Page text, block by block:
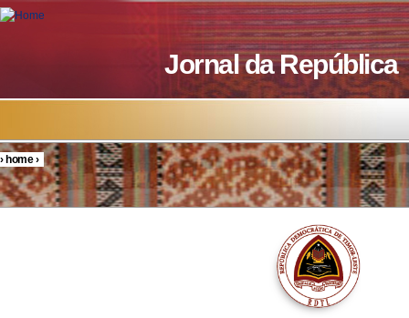
Skip to main content
Jornal da República
You are here
›home›